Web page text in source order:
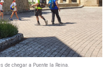
de chegar a Puente la Reina.